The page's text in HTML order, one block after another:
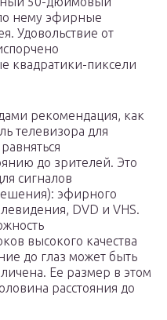
нему эфирные
Удовольствие от
квадратики-пиксели
рекомендация, как
телевизора для
до зрителей. Это
сигналов
эфирного
DVD и VHS.
высокого качества
до глаз может быть
Ее размер в этом
расстояния до